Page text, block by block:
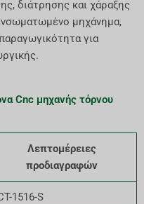
διάτρησης και χάραξης
μηχάνημα,
για
Cnc μηχανής τόρνου
Λεπτομέρειες
προδιαγραφών
1516-S